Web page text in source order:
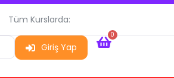
Tüm Kurslarda:
Giriş Yap
0